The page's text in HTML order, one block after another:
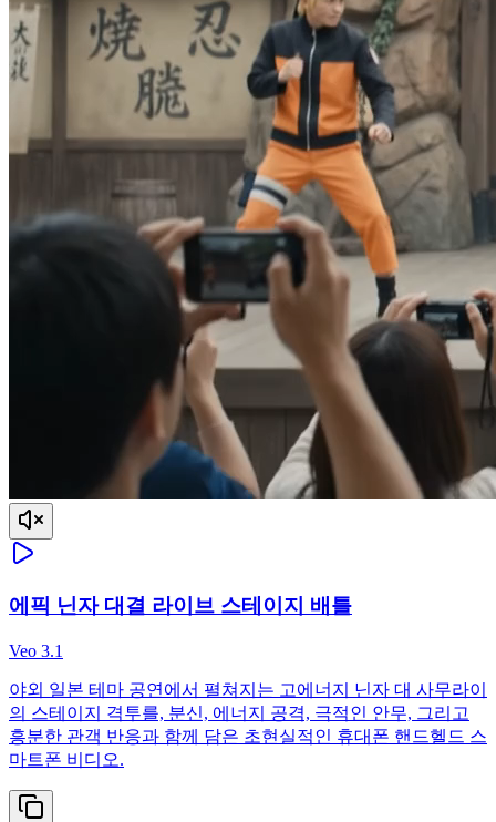
에픽 닌자 대결 라이브 스테이지 배틀
Veo 3.1
야외 일본 테마 공연에서 펼쳐지는 고에너지 닌자 대 사무라이
의 스테이지 격투를, 분신, 에너지 공격, 극적인 안무, 그리고
흥분한 관객 반응과 함께 담은 초현실적인 휴대폰 핸드헬드 스
마트폰 비디오.